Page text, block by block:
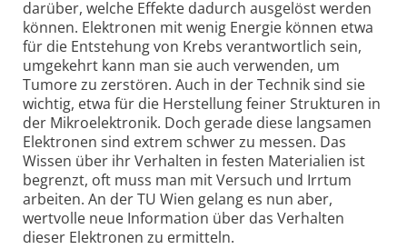
darüber, welche Effekte dadurch ausgelöst werden
können. Elektronen mit wenig Energie können etwa
für die Entstehung von Krebs verantwortlich sein,
umgekehrt kann man sie auch verwenden, um
Tumore zu zerstören. Auch in der Technik sind sie
wichtig, etwa für die Herstellung feiner Strukturen in
der Mikroelektronik. Doch gerade diese langsamen
Elektronen sind extrem schwer zu messen. Das
Wissen über ihr Verhalten in festen Materialien ist
begrenzt, oft muss man mit Versuch und Irrtum
arbeiten. An der TU Wien gelang es nun aber,
wertvolle neue Information über das Verhalten
dieser Elektronen zu ermitteln.